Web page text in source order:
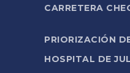
CARRETERA
PRIORIZACIÓN
HOSPITAL DE